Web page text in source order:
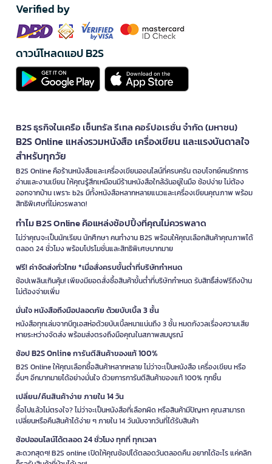
Verified by
ดาวน์โหลดแอป B2S
B2S ธุรกิจในเครือ เซ็นทรัล รีเทล คอร์ปอเรชั่น จำกัด (มหาชน)
B2S Online แหล่งรวมหนังสือ เครื่องเขียน และแรงบันดาลใจ
สำหรับทุกวัย
B2S Online คือร้านหนังสือและเครื่องเขียนออนไลน์ที่ครบครัน ตอบโจทย์คนรักการ
อ่านและงานเขียน ให้คุณรู้สึกเหมือนมีร้านหนังสือใกล้ฉันอยู่ในมือ ช้อปง่าย ไม่ต้อง
ออกจากบ้าน เพราะ b2s มีทั้งหนังสือหลากหลายแนวและเครื่องเขียนคุณภาพ พร้อม
สิทธิพิเศษที่ไม่ควรพลาด!
ทำไม B2S Online คือแหล่งช้อปปิ้งที่คุณไม่ควรพลาด
ไม่ว่าคุณจะเป็นนักเรียน นักศึกษา คนทำงาน B2S พร้อมให้คุณเลือกสินค้าคุณภาพได้
ตลอด 24 ชั่วโมง พร้อมโปรโมชั่นและสิทธิพิเศษมากมาย
ฟรี! ค่าจัดส่งทั่วไทย *เมื่อสั่งครบขั้นต่ำที่บริษัทกำหนด
ช้อปเพลินเกินคุ้ม! เพียงมียอดสั่งซื้อสินค้าขั้นต่ำที่บริษัทกำหนด รับสิทธิ์ส่งฟรีถึงบ้าน
ไม่ต้องจ่ายเพิ่ม
มั่นใจ หนังสือถึงมือปลอดภัย ด้วยบับเบิ้ล 3 ชั้น
หนังสือทุกเล่มจากบีทูเอสห่อด้วยบับเบิ้ลหนาแน่นถึง 3 ชั้น หมดกังวลเรื่องความเสีย
หายระหว่างจัดส่ง พร้อมส่งตรงถึงมือคุณในสภาพสมบูรณ์
ช้อป B2S Online การันตีสินค้าของแท้ 100%
B2S Online ให้คุณเลือกซื้อสินค้าหลากหลาย ไม่ว่าจะเป็นหนังสือ เครื่องเขียน หรือ
อื่นๆ อีกมากมายได้อย่างมั่นใจ ด้วยการการันตีสินค้าของแท้ 100% ทุกชิ้น
เปลี่ยน/คืนสินค้าง่าย ภายใน 14 วัน
ซื้อไปแล้วไม่ตรงใจ? ไม่ว่าจะเป็นหนังสือที่เลือกผิด หรือสินค้ามีปัญหา คุณสามารถ
เปลี่ยนหรือคืนสินค้าได้ง่าย ๆ ภายใน 14 วันนับจากวันที่ได้รับสินค้า
ช้อปออนไลน์ได้ตลอด 24 ชั่วโมง ทุกที่ ทุกเวลา
สะดวกสุดๆ! B2S online เปิดให้คุณช้อปได้ตลอดวันตลอดคืน อยากได้อะไร แค่คลิก